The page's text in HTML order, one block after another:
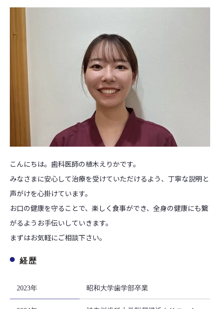
こんにちは。歯科医師の植木えりかです。
みなさまに安心して治療を受けていただけるよう、丁寧な説明と
声がけを心掛けています。
お口の健康を守ることで、楽しく食事ができ、全身の健康にも繋
がるようお手伝いしていきます。
まずはお気軽にご相談下さい。
経歴
2023年 昭和大学歯学部卒業